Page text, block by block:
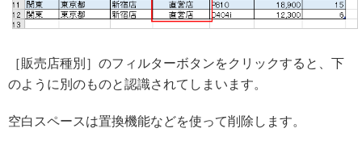
［販売店種別］のフィルターボタンをクリックすると、下
のように別のものと認識されてしまいます。
空白スペースは置換機能などを使って削除します。